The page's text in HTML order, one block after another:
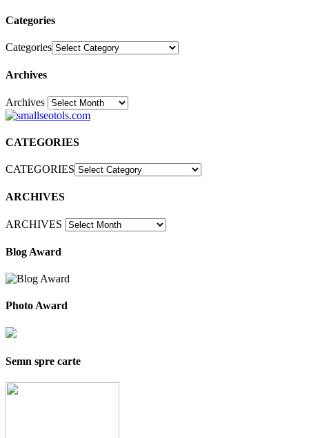
Categories
Categories
Archives
Archives30
CATEGORIES
CATEGORIES
ARCHIVES
ARCHIVES
Blog Award
Photo Award
Semn spre carte